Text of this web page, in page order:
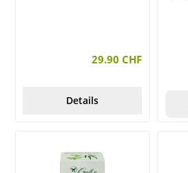
29.90 CHF
Details